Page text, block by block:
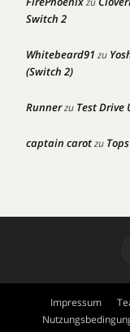
Switch 2
Whitebeard91 zu
(Switch 2)
Runnerzu Test Drive
captain carotzu
Impressum